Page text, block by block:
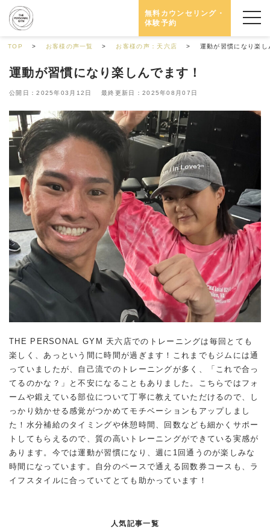
無料カウンセリング・
体験予約
TOP お客様の声一覧 お客様の声：天六店 運動が習慣になり楽し
運動が習慣になり楽しんでます！
公開日：2025年03月12日 最終更新日：2025年08月07日
THE PERSONAL GYM 天六店でのトレーニングは毎回とても
楽しく、あっという間に時間が過ぎます！これまでもジムには通
っていましたが、自己流でのトレーニングが多く、「これで合っ
てるのかな？」と不安になることもありました。こちらではフォ
ームや鍛えている部位について丁寧に教えていただけるので、し
っかり効かせる感覚がつかめてモチベーションもアップしまし
た！水分補給のタイミングや休憩時間、回数なども細かくサポー
トしてもらえるので、質の高いトレーニングができている実感が
あります。今では運動が習慣になり、週に1回通うのが楽しみな
時間になっています。自分のペースで通える回数券コースも、ラ
イフスタイルに合っていてとても助かっています！
人気記事一覧